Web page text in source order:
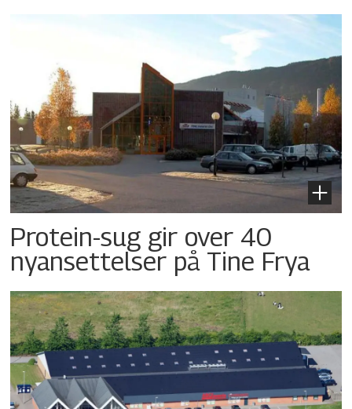
Protein-sug gir over 40
nyansettelser på Tine Frya